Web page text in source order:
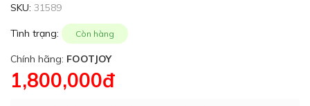
SKU: 31589
Tình trạng: Còn hàng
Chính hãng: FOOTJOY
1,800,000đ